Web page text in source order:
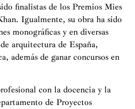
finalistas de los Premios Mies
Igualmente, su obra ha sido
monográficas y en diversas
arquitectura de España,
además de ganar concursos en
con la docencia y la
de Proyectos